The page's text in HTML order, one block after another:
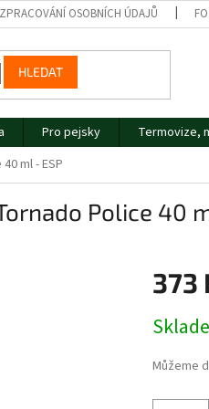
OSOBNÍCH ÚDAJŮ
HLEDAT
Pro pejsky Termovize,
ml - ESP
Police 40
373
cena:
Můžeme